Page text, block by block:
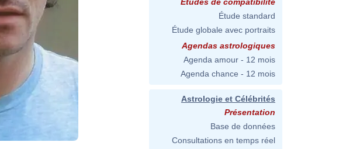
Étude standard
Étude globale avec portraits
Agendas astrologiques
Agenda amour - 12 mois
Agenda chance - 12 mois
Astrologie et Célébrités
Présentation
Base de données
Consultations en temps réel